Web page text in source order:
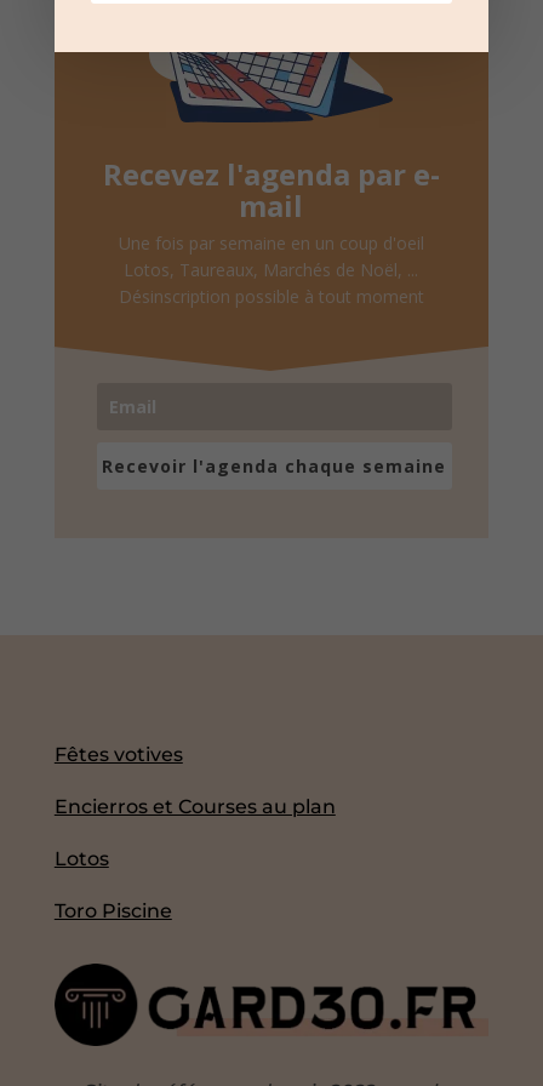
Recevez l'agenda par e-
mail
Une fois par semaine en un coup d'oeil
Lotos, Taureaux, Marchés de Noël, ...
Désinscription possible à tout moment
Recevoir l'agenda chaque semaine
Fêtes votives
Encierros et Courses au plan
Lotos
Toro Piscine